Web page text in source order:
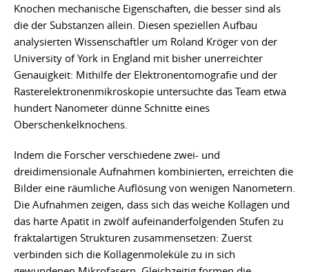
Knochen mechanische Eigenschaften, die besser sind als
die der Substanzen allein. Diesen speziellen Aufbau
analysierten Wissenschaftler um Roland Kröger von der
University of York in England mit bisher unerreichter
Genauigkeit: Mithilfe der Elektronentomografie und der
Rasterelektronenmikroskopie untersuchte das Team etwa
hundert Nanometer dünne Schnitte eines
Oberschenkelknochens.
Indem die Forscher verschiedene zwei- und
dreidimensionale Aufnahmen kombinierten, erreichten die
Bilder eine räumliche Auflösung von wenigen Nanometern.
Die Aufnahmen zeigen, dass sich das weiche Kollagen und
das harte Apatit in zwölf aufeinanderfolgenden Stufen zu
fraktalartigen Strukturen zusammensetzen: Zuerst
verbinden sich die Kollagenmoleküle zu in sich